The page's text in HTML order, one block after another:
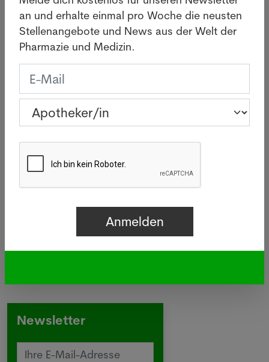
Letzte News
(Studie)
05.08.2026
posttraumatischen
Belastungsstörung (PTBS) beim
Mehr
Newsletter
an und erhalte einmal pro Woche die neusten
Stellenangebote und News aus der Welt der
Pharmazie und Medizin.